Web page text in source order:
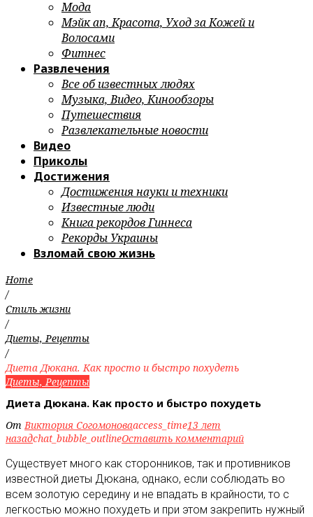
Мода
Мэйк ап, Красота, Уход за Кожей и
Волосами
Фитнес
Развлечения
Все об известных людях
Музыка, Видео, Кинообзоры
Путешествия
Развлекательные новости
Видео
Приколы
Достижения
Достижения науки и техники
Известные люди
Книга рекордов Гиннеса
Рекорды Украины
Взломай свою жизнь
Home
/
Стиль жизни
/
Диеты, Рецепты
/
Диета Дюкана. Как просто и быстро похудеть
Диеты, Рецепты
Диета Дюкана. Как просто и быстро похудеть
ОтВиктория Согомоноваaccess_time13 лет
назадchat_bubble_outlineОставить комментарий
Существует много как сторонников, так и противников
известной диеты Дюкана, однако, если соблюдать во
всем золотую середину и не впадать в крайности, то с
легкостью можно похудеть и при этом закрепить нужный